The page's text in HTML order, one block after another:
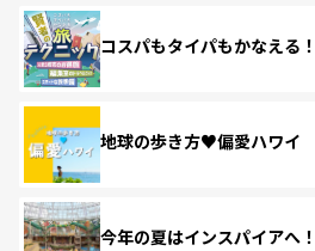
コスパもタイパもかなえる
地球の歩き方♥偏愛ハワイ
今年の夏はインスパイアへ！